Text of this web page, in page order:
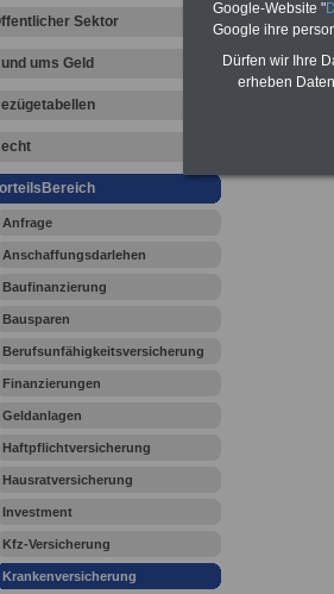
Sektor
ums Geld
Anfrage
Anschaffungsdarlehen
Baufinanzierung
Bausparen
Berufsunfähigkeitsversicherung
Finanzierungen
Geldanlagen
Haftpflichtversicherung
Hausratversicherung
Investment
Kfz-Versicherung
Krankenversicherung
Google-Website "
Google ihre
Dürfen wir Ihre
erheben